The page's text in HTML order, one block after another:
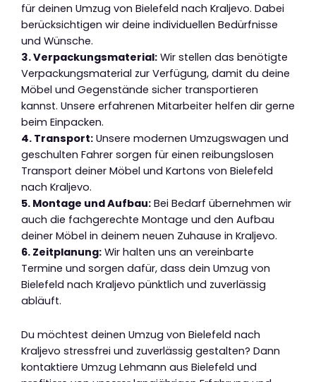
für deinen Umzug von Bielefeld nach Kraljevo. Dabei
berücksichtigen wir deine individuellen Bedürfnisse
und Wünsche.
3. Verpackungsmaterial: Wir stellen das benötigte
Verpackungsmaterial zur Verfügung, damit du deine
Möbel und Gegenstände sicher transportieren
kannst. Unsere erfahrenen Mitarbeiter helfen dir gerne
beim Einpacken.
4. Transport: Unsere modernen Umzugswagen und
geschulten Fahrer sorgen für einen reibungslosen
Transport deiner Möbel und Kartons von Bielefeld
nach Kraljevo.
5. Montage und Aufbau: Bei Bedarf übernehmen wir
auch die fachgerechte Montage und den Aufbau
deiner Möbel in deinem neuen Zuhause in Kraljevo.
6. Zeitplanung: Wir halten uns an vereinbarte
Termine und sorgen dafür, dass dein Umzug von
Bielefeld nach Kraljevo pünktlich und zuverlässig
abläuft.
Du möchtest deinen Umzug von Bielefeld nach
Kraljevo stressfrei und zuverlässig gestalten? Dann
kontaktiere Umzug Lehmann aus Bielefeld und